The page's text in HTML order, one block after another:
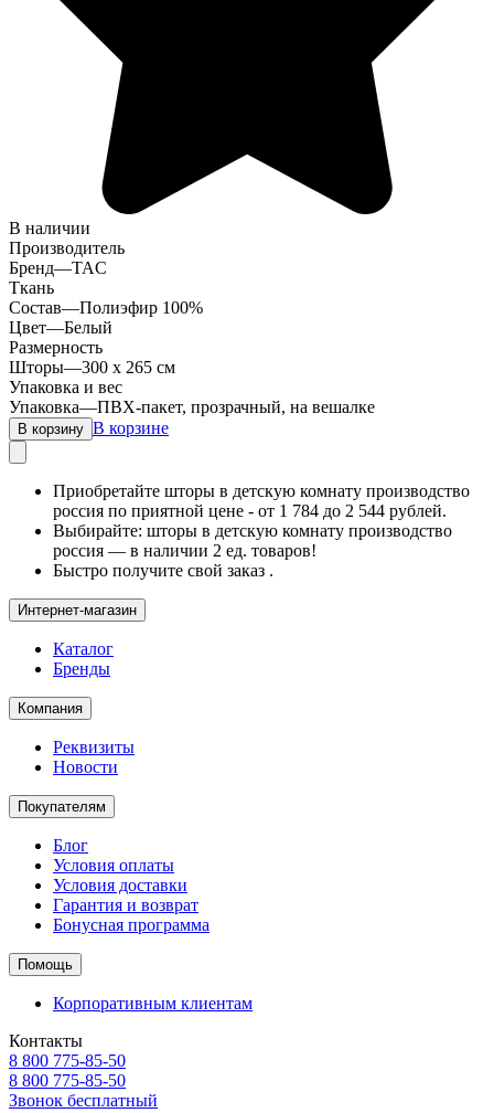
В наличии
Производитель
Бренд—TAC
Ткань
Состав—Полиэфир 100%
Цвет—Белый
Размерность
Шторы—300 х 265 см
Упаковка и вес
Упаковка—ПВХ-пакет, прозрачный, на вешалке
В корзину В корзине
Приобретайте шторы в детскую комнату производство
россия по приятной цене - от 1 784 до 2 544 рублей.
Выбирайте: шторы в детскую комнату производство
россия — в наличии 2 ед. товаров!
Быстро получите свой заказ .
Интернет-магазин
Каталог
Бренды
Компания
Реквизиты
Новости
Покупателям
Блог
Условия оплаты
Условия доставки
Гарантия и возврат
Бонусная программа
Помощь
Корпоративным клиентам
Контакты
8 800 775-85-50
8 800 775-85-50
Звонок бесплатный